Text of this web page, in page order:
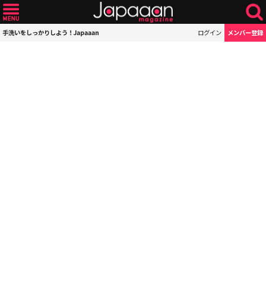
手洗いをしっかりしよう！Japaaan ログイン メンバー登録